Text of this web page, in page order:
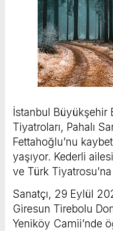
İstanbul Büyükşehir
Tiyatroları, Pahalı
Fettahoğlu’nu
yaşıyor. Kederli
ve Türk
Sanatçı, 29 Eylül
Giresun Tirebolu
Yeniköy Camii’nde